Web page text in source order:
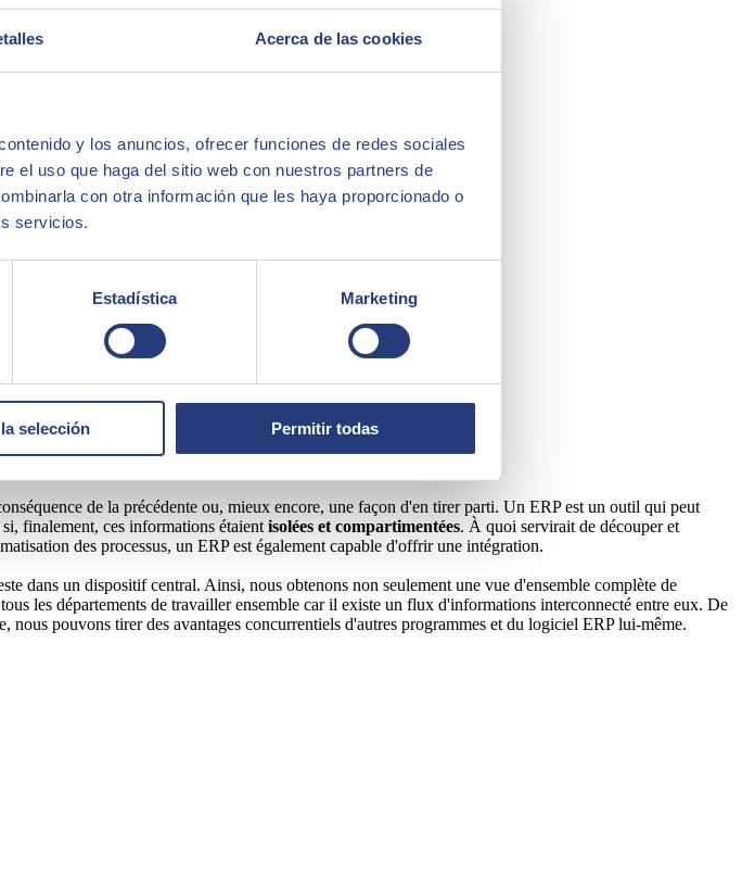
Acerca de las cookies
y los anuncios, ofrecer funciones de redes sociales
el uso que haga del sitio web con nuestros partners de
con otra información que les haya proporcionado o
servicios.
Estadística Marketing
selección Permitir todas
de la précédente ou, mieux encore, une façon d'en tirer parti. Un ERP est un outil qui peut
finalement, ces informations étaient isolées et compartimentées. À quoi servirait de découper et
des processus, un ERP est également capable d'offrir une intégration.
dans un dispositif central. Ainsi, nous obtenons non seulement une vue d'ensemble complète de
les départements de travailler ensemble car il existe un flux d'informations interconnecté entre eux. De
nous pouvons tirer des avantages concurrentiels d'autres programmes et du logiciel ERP lui-même.